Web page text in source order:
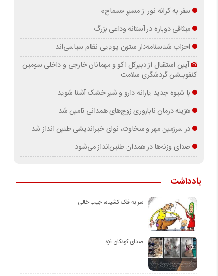
سفر به کرانه‌ نور از مسیرِ «سماح»
میثاقی دوباره در آستانه‌ وداعی بزرگ
احزاب شناسنامه‌دار ستون پویایی نظام سیاسی‌اند
آیین استقبال از دبیرکل اکو و مهمانان خارجی و داخلی سومین
کنفوبیشن گردشگری سلامت
با شیوه جدید یارانه دارو و شیر خشک آشنا شوید
هزینه درمان ناباروری زوج‌های همدانی تامین شد
در سرزمین مهر و سخاوت، نوای خیراندیشی طنین انداز شد
صدای وزنه‌ها در همدان طنین‌انداز می‌شود
یادداشت
سر به فلک کشیده، جیب خالی
صدای کودکان غزه